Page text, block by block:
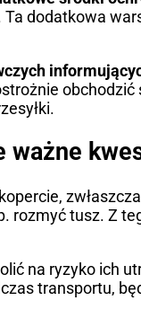
dodatkowa
ważne
rozmyć tusz. Z
na ryzyko ich
transportu,